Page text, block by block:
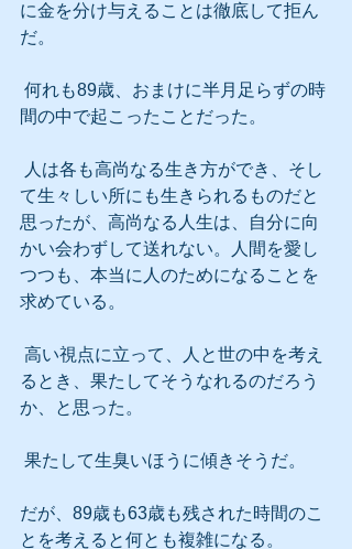
に金を分け与えることは徹底して拒ん
だ。
間の中で起こったことだった。
て生々しい所にも生きられるものだと
思ったが、高尚なる人生は、自分に向
かい会わずして送れない。人間を愛し
つつも、本当に人のためになることを
求めている。
るとき、果たしてそうなれるのだろう
か、と思った。
果たして生臭いほうに傾きそうだ。
だが、89歳も63歳も残された時間のこ
とを考えると何とも複雑になる。